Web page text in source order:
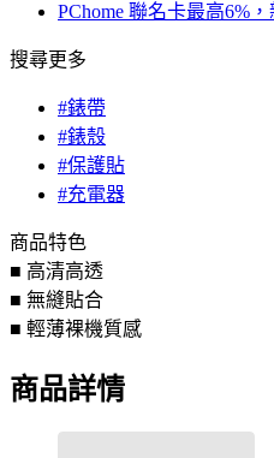
PChome 聯名卡最高6%
搜尋更多
#錶帶
#錶殼
#保護貼
#充電器
商品特色
■ 高清高透
■ 無縫貼合
■ 輕薄裸機質感
商品詳情